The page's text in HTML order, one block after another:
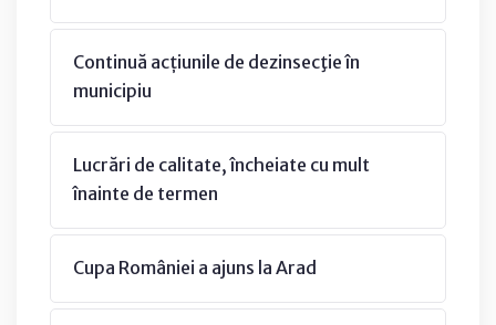
Continuă acțiunile de dezinsecţie în
municipiu
Lucrări de calitate, încheiate cu mult
înainte de termen
Cupa României a ajuns la Arad